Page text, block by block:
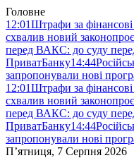
Головне
12:01Штрафи за
схвалив новий
перед ВАКС: до суду
ПриватБанку14:44
запропонували нові
12:01Штрафи за
схвалив новий
перед ВАКС: до суду
ПриватБанку14:44
запропонували нові
П’ятниця, 7 Серпня 2026